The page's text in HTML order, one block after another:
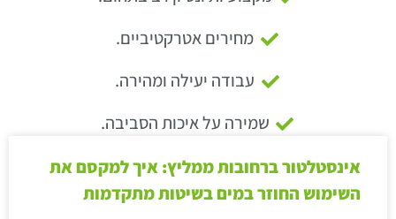
מחירים אטרקטיביים.
עבודה יעילה ומהירה.
שמירה על איכות הסביבה.
אינסטלטור ברחובות ממליץ: איך למקסם את
השימוש החוזר במים בשיטות מתקדמות